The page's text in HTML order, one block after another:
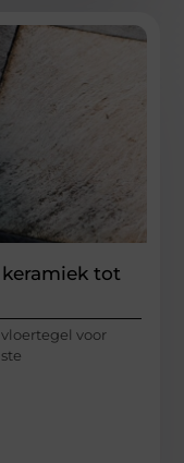
tot
voor